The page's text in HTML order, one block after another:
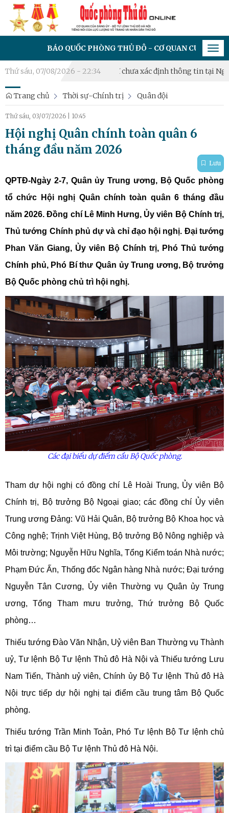
BÁO QUỐC PHÒNG THỦ ĐÔ - CƠ QUAN CỦA ĐẢNG ỦY - BỘ
Thứ sáu, 07/08/2026 - 22:34
lấy mẫu hài cốt liệt sĩ chưa xác định thông tin tại Nghĩa trang
Trang chủ Thời sự-Chính trị Quân đội
Thứ sáu, 03/07/2026 10:45
Hội nghị Quân chính toàn quân 6
tháng đầu năm 2026
Lưu
QPTĐ-Ngày 2-7, Quân ủy Trung ương, Bộ Quốc phòng
tổ chức Hội nghị Quân chính toàn quân 6 tháng đầu
năm 2026. Đồng chí Lê Minh Hưng, Ủy viên Bộ Chính trị,
Thủ tướng Chính phủ dự và chỉ đạo hội nghị. Đại tướng
Phan Văn Giang, Ủy viên Bộ Chính trị, Phó Thủ tướng
Chính phủ, Phó Bí thư Quân ủy Trung ương, Bộ trưởng
Bộ Quốc phòng chủ trì hội nghị.
Các đại biểu dự điểm cầu Bộ Quốc phòng.
Tham dự hội nghị có đồng chí Lê Hoài Trung, Ủy viên Bộ
Chính trị, Bộ trưởng Bộ Ngoại giao; các đồng chí Ủy viên
Trung ương Đảng: Vũ Hải Quân, Bộ trưởng Bộ Khoa học và
Công nghệ; Trịnh Việt Hùng, Bộ trưởng Bộ Nông nghiệp và
Môi trường; Nguyễn Hữu Nghĩa, Tổng Kiểm toán Nhà nước;
Phạm Đức Ấn, Thống đốc Ngân hàng Nhà nước; Đại tướng
Nguyễn Tân Cương, Ủy viên Thường vụ Quân ủy Trung
ương, Tổng Tham mưu trưởng, Thứ trưởng Bộ Quốc
phòng…
Thiếu tướng Đào Văn Nhận, Uỷ viên Ban Thường vụ Thành
uỷ, Tư lệnh Bộ Tư lệnh Thủ đô Hà Nội và Thiếu tướng Lưu
Nam Tiến, Thành uỷ viên, Chính ủy Bộ Tư lệnh Thủ đô Hà
Nội trực tiếp dự hội nghị tại điểm cầu trung tâm Bộ Quốc
phòng.
Thiếu tướng Trần Minh Toản, Phó Tư lệnh Bộ Tư lệnh chủ
trì tại điểm cầu Bộ Tư lệnh Thủ đô Hà Nội.